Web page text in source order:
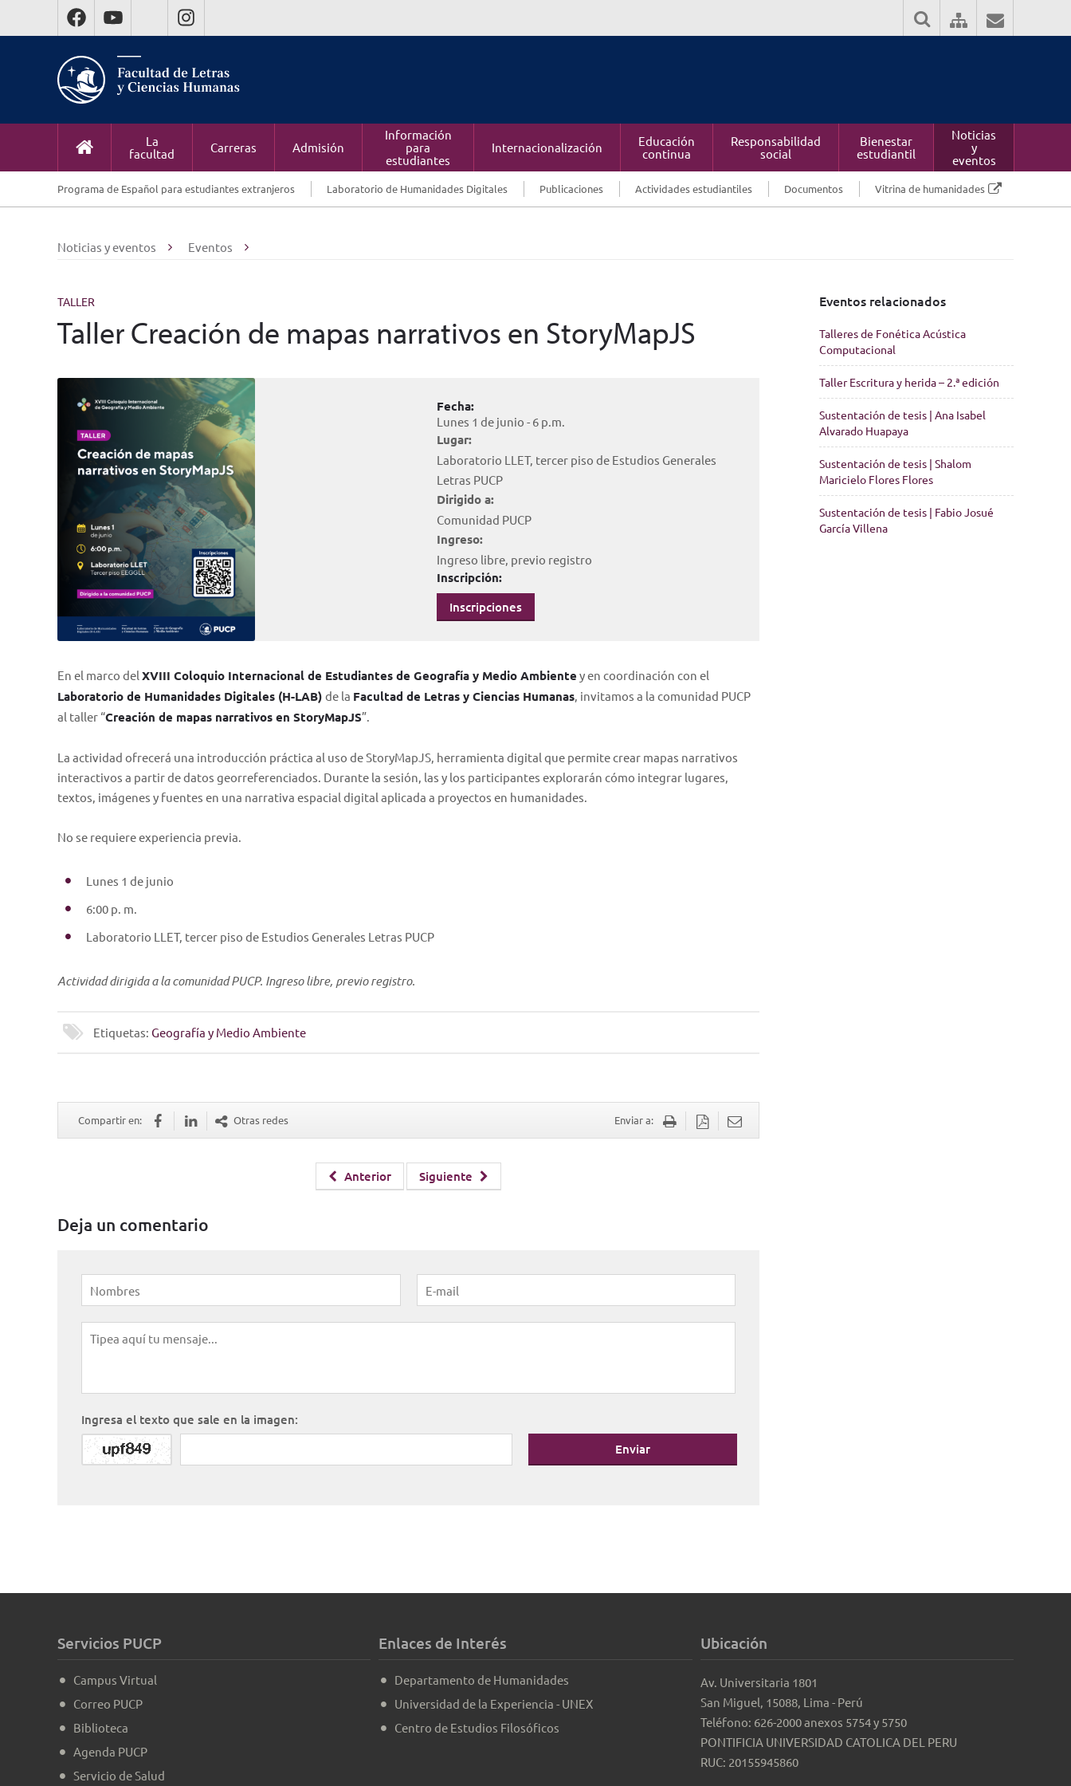
La
facultad
Carreras Admisión
Información
para
estudiantes
Internacionalización
Educación
continua
Responsabilidad
social
Bienestar
estudiantil
Noticias
y
eventos
Programa de Español para estudiantes extranjeros Laboratorio de Humanidades Digitales Publicaciones Actividades estudiantiles Documentos Vitrina de humanidades
Noticias y eventos Eventos
TALLER
Taller Creación de mapas narrativos en StoryMapJS
Fecha:
Lunes 1 de junio - 6 p.m.
Lugar:
Laboratorio LLET, tercer piso de Estudios Generales
Letras PUCP
Dirigido a:
Comunidad PUCP
Ingreso:
Ingreso libre, previo registro
Inscripción:
Inscripciones
En el marco del XVIII Coloquio Internacional de Estudiantes de Geografía y Medio Ambiente y en coordinación con el
Laboratorio de Humanidades Digitales (H-LAB) de la Facultad de Letras y Ciencias Humanas, invitamos a la comunidad PUCP
al taller “Creación de mapas narrativos en StoryMapJS”.
La actividad ofrecerá una introducción práctica al uso de StoryMapJS, herramienta digital que permite crear mapas narrativos
interactivos a partir de datos georreferenciados. Durante la sesión, las y los participantes explorarán cómo integrar lugares,
textos, imágenes y fuentes en una narrativa espacial digital aplicada a proyectos en humanidades.
No se requiere experiencia previa.
Lunes 1 de junio
6:00 p. m.
Laboratorio LLET, tercer piso de Estudios Generales Letras PUCP
Actividad dirigida a la comunidad PUCP. Ingreso libre, previo registro.
Etiquetas: Geografía y Medio Ambiente
Compartir en: Otras redes Enviar a:
Anterior Siguiente
Deja un comentario
Ingresa el texto que sale en la imagen:
Enviar
Eventos relacionados
Talleres de Fonética Acústica
Computacional
Taller Escritura y herida – 2.ª edición
Sustentación de tesis | Ana Isabel
Alvarado Huapaya
Sustentación de tesis | Shalom
Maricielo Flores Flores
Sustentación de tesis | Fabio Josué
García Villena
Servicios PUCP
Campus Virtual
Correo PUCP
Biblioteca
Agenda PUCP
Servicio de Salud
Enlaces de Interés
Departamento de Humanidades
Universidad de la Experiencia - UNEX
Centro de Estudios Filosóficos
Ubicación
Av. Universitaria 1801
San Miguel, 15088, Lima - Perú
Teléfono: 626-2000 anexos 5754 y 5750
PONTIFICIA UNIVERSIDAD CATOLICA DEL PERU
RUC: 20155945860